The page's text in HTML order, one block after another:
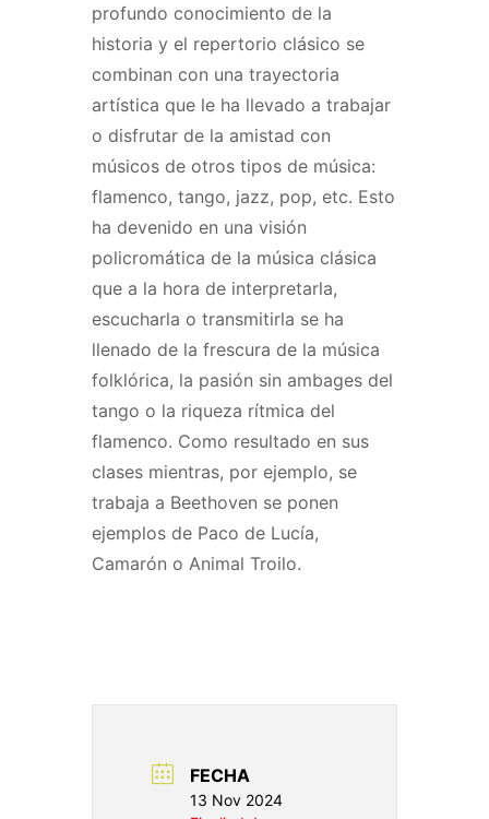
profundo conocimiento de la
historia y el repertorio clásico se
combinan con una trayectoria
artística que le ha llevado a trabajar
o disfrutar de la amistad con
músicos de otros tipos de música:
flamenco, tango, jazz, pop, etc. Esto
ha devenido en una visión
policromática de la música clásica
que a la hora de interpretarla,
escucharla o transmitirla se ha
llenado de la frescura de la música
folklórica, la pasión sin ambages del
tango o la riqueza rítmica del
flamenco. Como resultado en sus
clases mientras, por ejemplo, se
trabaja a Beethoven se ponen
ejemplos de Paco de Lucía,
Camarón o Animal Troilo.
FECHA
13 Nov 2024